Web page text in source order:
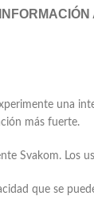
una
más fuerte.
Svakom. Los
que se